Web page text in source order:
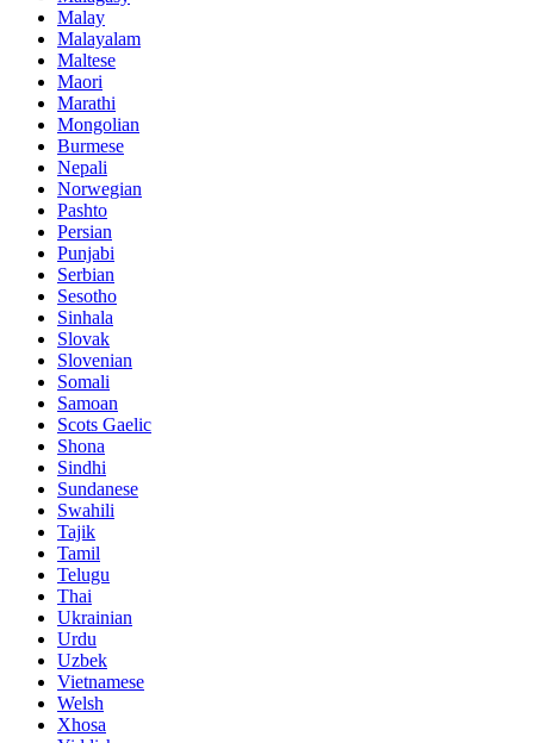
Malay
Malayalam
Maltese
Maori
Marathi
Mongolian
Burmese
Nepali
Norwegian
Pashto
Persian
Punjabi
Serbian
Sesotho
Sinhala
Slovak
Slovenian
Somali
Samoan
Scots Gaelic
Shona
Sindhi
Sundanese
Swahili
Tajik
Tamil
Telugu
Thai
Ukrainian
Urdu
Uzbek
Vietnamese
Welsh
Xhosa